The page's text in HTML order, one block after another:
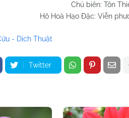
Chủ biên: Tôn
Hô Hoà Hạo Đặc: Viễn
- Dịch Thuật
Twitter